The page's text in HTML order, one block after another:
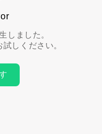
しました。
しください。